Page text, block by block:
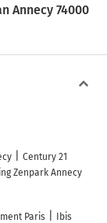
Annecy 74000
Century 21
Zenpark Annecy
Paris
Ibis